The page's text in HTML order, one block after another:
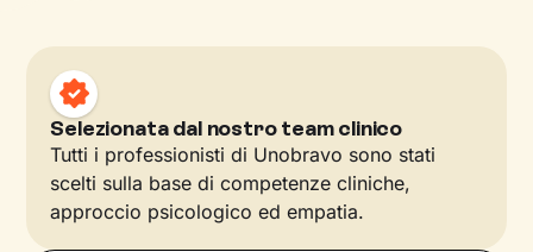
Selezionata dal nostro team clinico
Tutti i professionisti di Unobravo sono stati
scelti sulla base di competenze cliniche,
approccio psicologico ed empatia.